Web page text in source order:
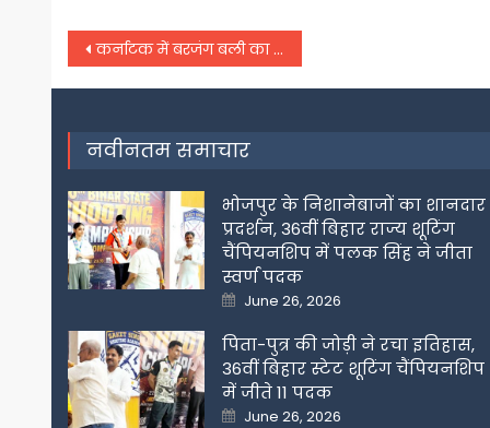
Post
navigation
कर्नाटक में बरजंग बली का शोर बजरंग दल जैसे संगठनों पर बैन लगाने के लिए क्या चलता है राज्य सरकारों का जोर..
नवीनतम समाचार
भोजपुर के निशानेबाजों का शानदार
प्रदर्शन, 36वीं बिहार राज्य शूटिंग
चैंपियनशिप में पलक सिंह ने जीता
स्वर्ण पदक
Posted
on
June 26, 2026
पिता-पुत्र की जोड़ी ने रचा इतिहास,
36वीं बिहार स्टेट शूटिंग चैंपियनशिप
में जीते 11 पदक
Posted
June 26, 2026